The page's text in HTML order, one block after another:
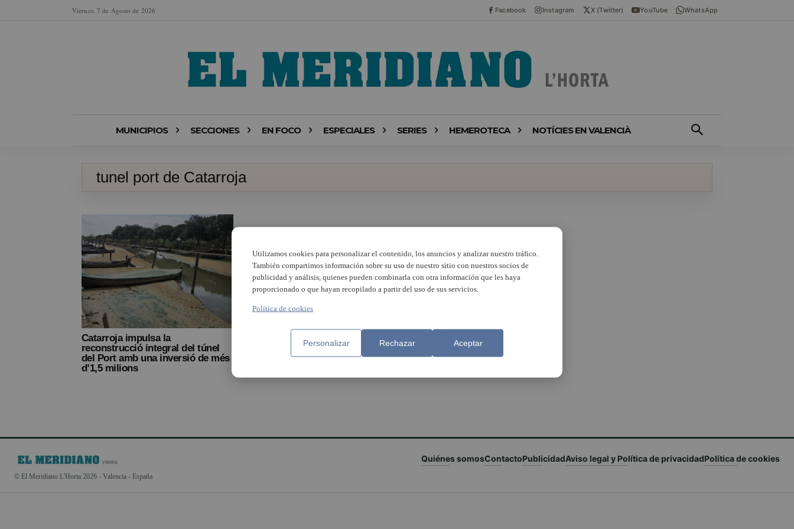
Viernes, 7 de Agosto de 2026 Facebook Instagram X (Twitter) YouTube WhatsApp
MUNICIPIOS SECCIONES EN FOCO ESPECIALES SERIES HEMEROTECA NOTÍCIES EN VALENCIÀ
tunel port de Catarroja
Catarroja impulsa la
reconstrucció integral del túnel
del Port amb una inversió de més
d’1,5 milions
© El Meridiano L'Horta 2026 - Valencia - España
Quiénes somosContactoPublicidadAviso legal y Política de privacidadPolítica de cookies
Utilizamos cookies para personalizar el contenido, los anuncios y analizar nuestro tráfico.
También compartimos información sobre su uso de nuestro sitio con nuestros socios de
publicidad y análisis, quienes pueden combinarla con otra información que les haya
proporcionado o que hayan recopilado a partir del uso de sus servicios.
Política de cookies
Personalizar Rechazar Aceptar